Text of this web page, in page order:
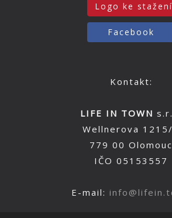
Logo ke stažení
Facebook
Kontakt:
LIFE IN TOWN
Wellnerova 1215/
779 00 Olomouc
IČO 05153557
E-mail: